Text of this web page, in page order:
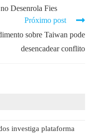
Desenrola Fies
Próximo post
sobre Taiwan pode
desencadear conflito
investiga plataforma